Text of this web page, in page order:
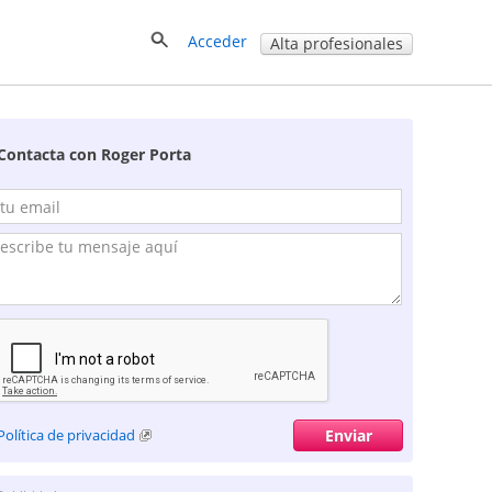
Acceder Alta profesionales
con Roger Porta
de privacidad